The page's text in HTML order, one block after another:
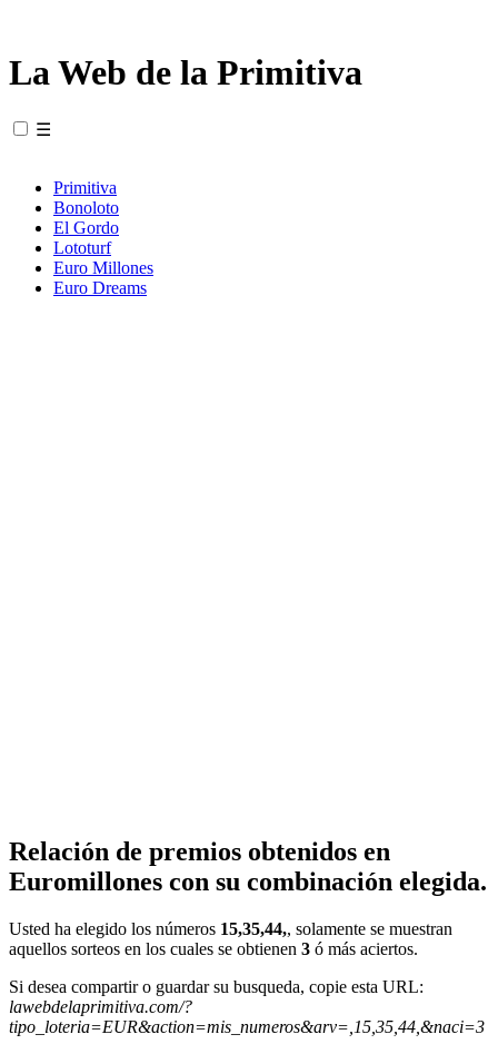
La Web de la Primitiva
☰
Primitiva
Bonoloto
El Gordo
Lototurf
Euro Millones
Euro Dreams
Relación de premios obtenidos en
Euromillones con su combinación elegida.
Usted ha elegido los números 15,35,44,, solamente se muestran
aquellos sorteos en los cuales se obtienen 3 ó más aciertos.
Si desea compartir o guardar su busqueda, copie esta URL:
lawebdelaprimitiva.com/?
tipo_loteria=EUR&action=mis_numeros&arv=,15,35,44,&naci=3